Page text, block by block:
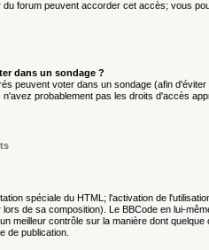
du forum peuvent accorder cet accès; vous
dans un sondage ?
peuvent voter dans un sondage (afin
probablement pas les droits d'accès
spéciale du HTML; l'activation de
de sa composition). Le BBCode en lui-
meilleur contrôle sur la manière dont
de publication.